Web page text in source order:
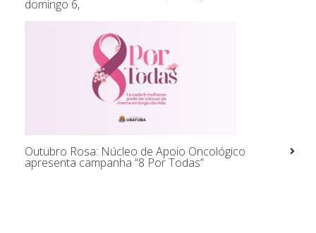
domingo 6,
Outubro Rosa: Núcleo de Apoio Oncológico
apresenta campanha “8 Por Todas”